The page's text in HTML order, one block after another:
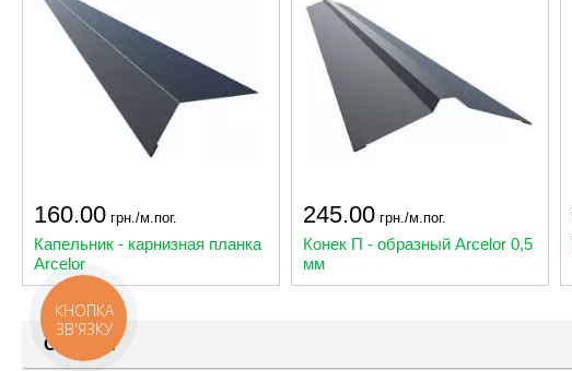
160.00 грн./м.пог.
Капельник - карнизная планка
Arcelor
245.00 грн./м.пог.
Конек П - образный Arcelor 0,5
мм
Отзывы
КНОПКА
ЗВ'ЯЗКУ